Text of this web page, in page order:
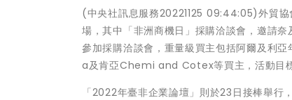
(中央社訊息服務20221125 09:44:05)外貿協
場，其中「非洲商機日」採購洽談會，邀請
參加採購洽談會，重量級買主包括阿爾及
a及肯亞Chemi and Cotex等買主，活動目
「2022年臺非企業論壇」則於23日接棒舉行